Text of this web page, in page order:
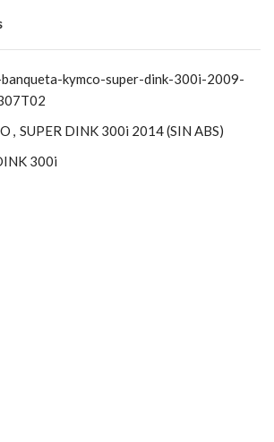
kymco-super-dink-300i-2009-
, SUPER DINK 300i 2014 (SIN ABS)
300i